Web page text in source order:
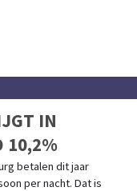
IN
10,2%
betalen dit jaar
per nacht. Dat is